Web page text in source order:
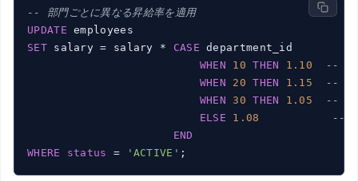
-- 部門ごとに異なる昇給率を適用
UPDATE
SET salary = salary * CASE department_id
WHEN
10 THEN 1.10
-- 経
WHEN
20 THEN 1.15
-- 研
WHEN
30 THEN 1.05
-- 営
ELSE
1.08
--
END
WHERE
status = 'ACTIVE'